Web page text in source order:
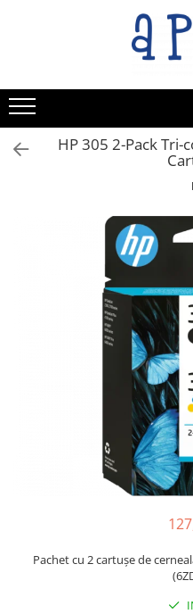
Benzi pentru etichete
Cartuse de cerneala
Cartuse toner
Unitate cilindru (Drum unit)
HP 305 2-Pack
Pachet cu 2 cartuşe de